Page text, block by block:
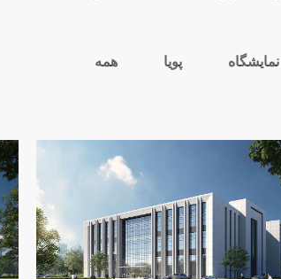
همه پویا نمایشگاه